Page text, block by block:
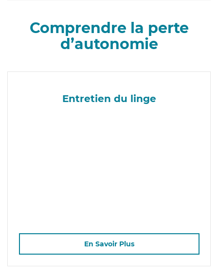
Comprendre la perte
d’autonomie
Entretien du linge
En Savoir Plus